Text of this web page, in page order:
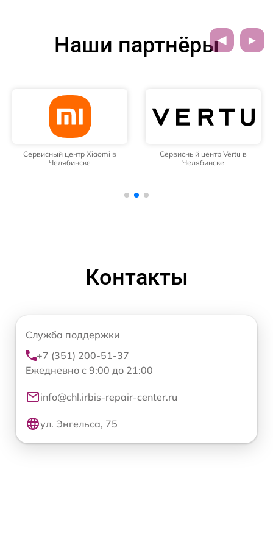
Наши партнёры
Сервисный центр Xiaomi в
Челябинске
Сервисный центр Vertu в
Челябинске
Контакты
Служба поддержки
+7 (351) 200-51-37
Ежедневно с 9:00 до 21:00
info@chl.irbis-repair-center.ru
ул. Энгельса, 75